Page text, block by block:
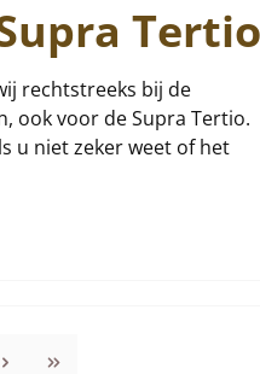
Tertio
rechtstreeks bij de
ook voor de Supra Tertio.
u niet zeker weet of het